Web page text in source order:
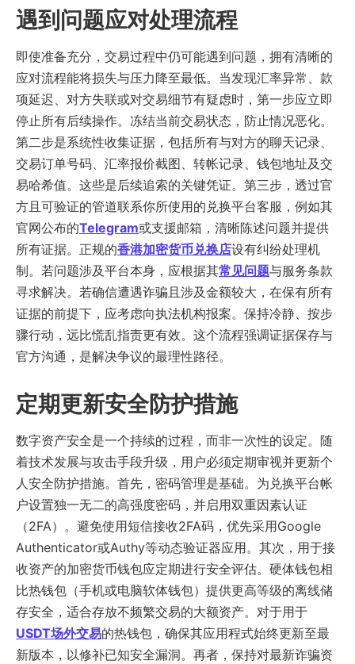
遇到问题应对处理流程
即使准备充分，交易过程中仍可能遇到问题，拥有清晰的
应对流程能将损失与压力降至最低。当发现汇率异常、款
项延迟、对方失联或对交易细节有疑虑时，第一步应立即
停止所有后续操作。冻结当前交易状态，防止情况恶化。
第二步是系统性收集证据，包括所有与对方的聊天记录、
交易订单号码、汇率报价截图、转帐记录、钱包地址及交
易哈希值。这些是后续追索的关键凭证。第三步，透过官
方且可验证的管道联系你所使用的兑换平台客服，例如其
官网公布的Telegram或支援邮箱，清晰陈述问题并提供
所有证据。正规的香港加密货币兑换店设有纠纷处理机
制。若问题涉及平台本身，应根据其常见问题与服务条款
寻求解决。若确信遭遇诈骗且涉及金额较大，在保有所有
证据的前提下，应考虑向执法机构报案。保持冷静、按步
骤行动，远比慌乱指责更有效。这个流程强调证据保存与
官方沟通，是解决争议的最理性路径。
定期更新安全防护措施
数字资产安全是一个持续的过程，而非一次性的设定。随
着技术发展与攻击手段升级，用户必须定期审视并更新个
人安全防护措施。首先，密码管理是基础。为兑换平台帐
户设置独一无二的高强度密码，并启用双重因素认证
（2FA）。避免使用短信接收2FA码，优先采用Google
Authenticator或Authy等动态验证器应用。其次，用于接
收资产的加密货币钱包应定期进行安全评估。硬体钱包相
比热钱包（手机或电脑软体钱包）提供更高等级的离线储
存安全，适合存放不频繁交易的大额资产。对于用于
USDT场外交易的热钱包，确保其应用程式始终更新至最
新版本，以修补已知安全漏洞。再者，保持对最新诈骗资